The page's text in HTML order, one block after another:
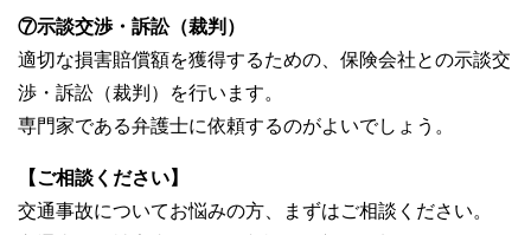
⑦示談交渉・訴訟（裁判）
適切な損害賠償額を獲得するための、保険会社との示談交
渉・訴訟（裁判）を行います。
専門家である弁護士に依頼するのがよいでしょう。
【ご相談ください】
交通事故についてお悩みの方、まずはご相談ください。